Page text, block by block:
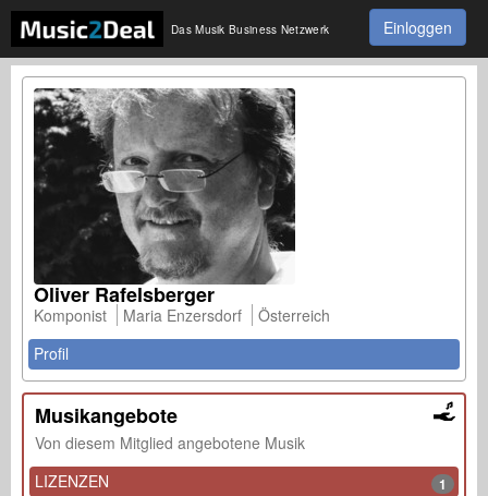
Das Musik Business Netzwerk Einloggen
Oliver Rafelsberger
Komponist Maria Enzersdorf
Österreich
Profil
Musikangebote
Von diesem Mitglied angebotene Musik
LIZENZEN
1